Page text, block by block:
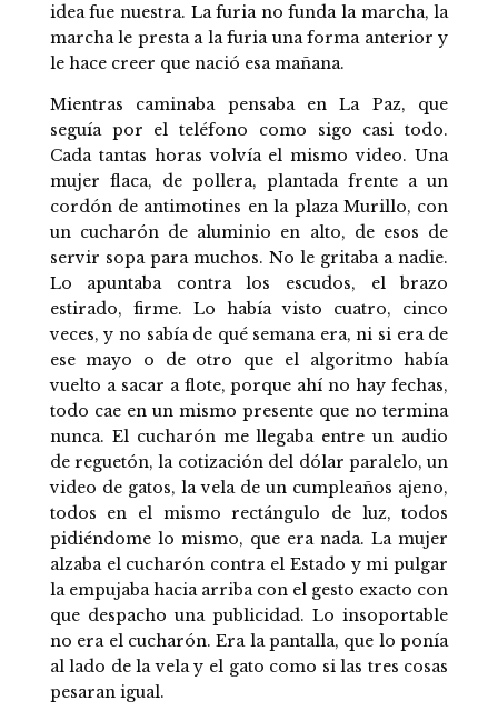
idea fue nuestra. La furia no funda la marcha, la
marcha le presta a la furia una forma anterior y
le hace creer que nació esa mañana.
Mientras caminaba pensaba en La Paz, que
seguía por el teléfono como sigo casi todo.
Cada tantas horas volvía el mismo video. Una
mujer flaca, de pollera, plantada frente a un
cordón de antimotines en la plaza Murillo, con
un cucharón de aluminio en alto, de esos de
servir sopa para muchos. No le gritaba a nadie.
Lo apuntaba contra los escudos, el brazo
estirado, firme. Lo había visto cuatro, cinco
veces, y no sabía de qué semana era, ni si era de
ese mayo o de otro que el algoritmo había
vuelto a sacar a flote, porque ahí no hay fechas,
todo cae en un mismo presente que no termina
nunca. El cucharón me llegaba entre un audio
de reguetón, la cotización del dólar paralelo, un
video de gatos, la vela de un cumpleaños ajeno,
todos en el mismo rectángulo de luz, todos
pidiéndome lo mismo, que era nada. La mujer
alzaba el cucharón contra el Estado y mi pulgar
la empujaba hacia arriba con el gesto exacto con
que despacho una publicidad. Lo insoportable
no era el cucharón. Era la pantalla, que lo ponía
al lado de la vela y el gato como si las tres cosas
pesaran igual.